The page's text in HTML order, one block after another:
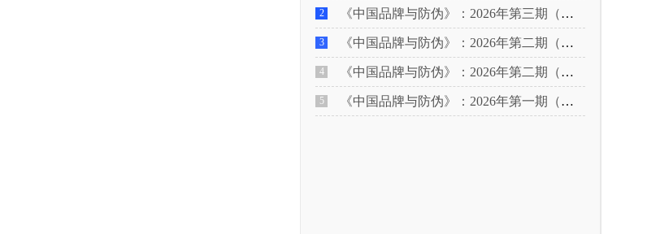
2 《中国品牌与防伪》：2026年第三期（上）
3 《中国品牌与防伪》：2026年第二期（下）
4 《中国品牌与防伪》：2026年第二期（上）
5 《中国品牌与防伪》：2026年第一期（下）